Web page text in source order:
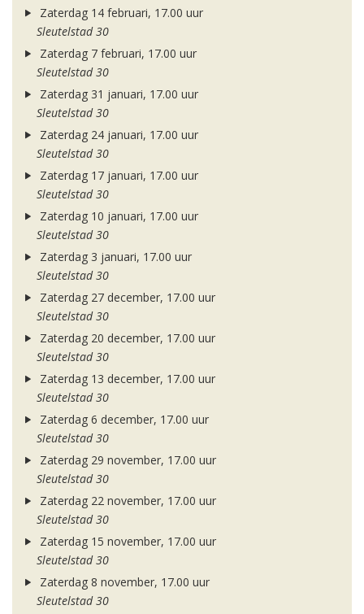
Zaterdag 14 februari, 17.00 uur
Sleutelstad 30
Zaterdag 7 februari, 17.00 uur
Sleutelstad 30
Zaterdag 31 januari, 17.00 uur
Sleutelstad 30
Zaterdag 24 januari, 17.00 uur
Sleutelstad 30
Zaterdag 17 januari, 17.00 uur
Sleutelstad 30
Zaterdag 10 januari, 17.00 uur
Sleutelstad 30
Zaterdag 3 januari, 17.00 uur
Sleutelstad 30
Zaterdag 27 december, 17.00 uur
Sleutelstad 30
Zaterdag 20 december, 17.00 uur
Sleutelstad 30
Zaterdag 13 december, 17.00 uur
Sleutelstad 30
Zaterdag 6 december, 17.00 uur
Sleutelstad 30
Zaterdag 29 november, 17.00 uur
Sleutelstad 30
Zaterdag 22 november, 17.00 uur
Sleutelstad 30
Zaterdag 15 november, 17.00 uur
Sleutelstad 30
Zaterdag 8 november, 17.00 uur
Sleutelstad 30